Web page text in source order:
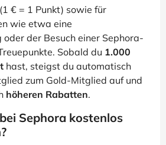
€ = 1 Punkt) sowie für
wie etwa eine
der Besuch einer Sephora-
Sobald du 1.000
hast, steigst du automatisch
zum Gold-Mitglied auf und
höheren Rabatten.
Sephora kostenlos